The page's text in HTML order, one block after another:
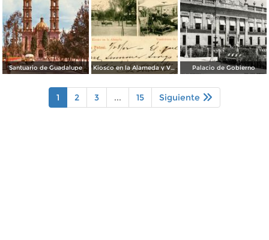
Santuario de Guadalupe Kiosco en la Alameda y Vendedores de Frutas Palacio de Gobierno
1 2 3 ... 15 Siguiente